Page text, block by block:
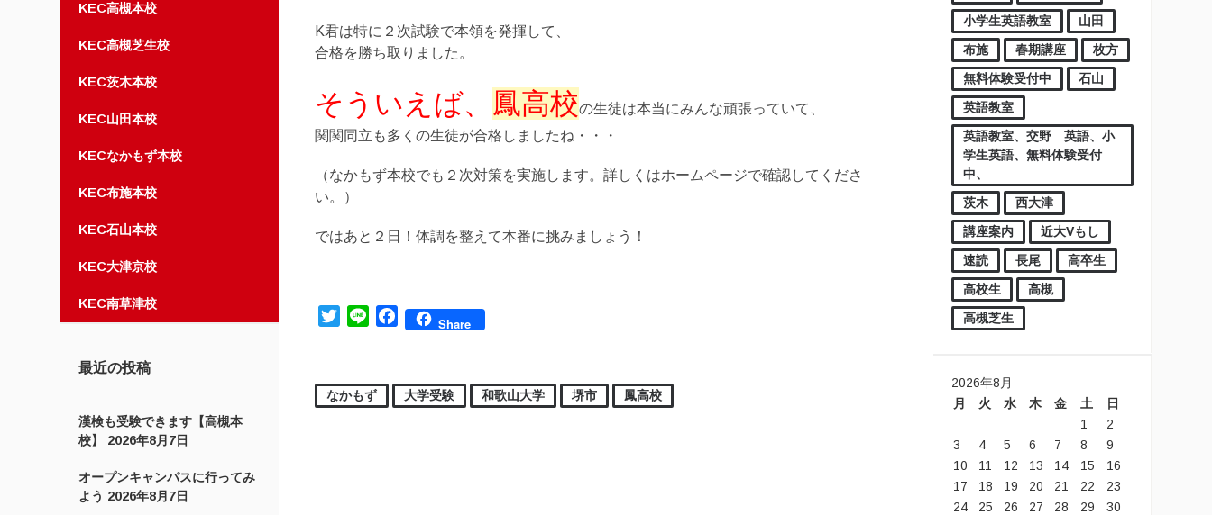
KEC高槻本校
KEC高槻芝生校
KEC茨木本校
KEC山田本校
KECなかもず本校
KEC布施本校
KEC石山本校
KEC大津京校
KEC南草津校
最近の投稿
漢検も受験できます【高槻本
校】
2026年8月7日
オープンキャンパスに行ってみ
よう 2026年8月7日
小学生英語教室
山田
布施
春期講座
枚方
無料体験受付中
石山
英語教室
英語教室、交野 英語、小
学生英語、無料体験受付
中、
茨木
西大津
講座案内
近大Vもし
速読
長尾
高卒生
高校生
高槻
高槻芝生
2026年8月
月
火 水 木 金 土 日
1
2
3
4 5 6 7 8
9
10
11 12 13 14 15
16
17
18 19 20 21 22
23
24
25 26 27 28 29
30
K君は特に２次試験で本領を発揮して、
合格を勝ち取りました。
そういえば、 鳳高校の生徒は本当にみんな頑張っていて、
関関同立も多くの生徒が合格しましたね・・・
（なかもず本校でも２次対策を実施します。詳しくはホームページで確認してくださ
い。）
ではあと２日！体調を整えて本番に挑みましょう！
TwitterLine FacebookShare
なかもず 大学受験 和歌山大学 堺市 鳳高校